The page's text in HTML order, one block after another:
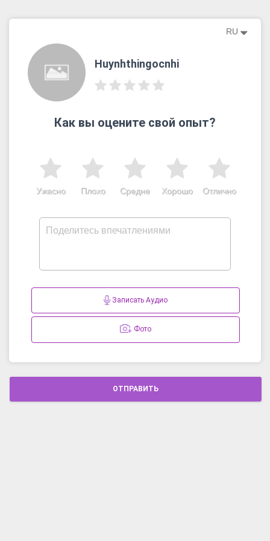
RU
Huynhthingocnhi
Как вы оцените свой опыт?
Отлично
Хорошо
Средне
Плохо
Ужасно
Записать Аудио
Фото
ОТПРАВИТЬ